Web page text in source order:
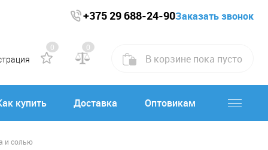
+375 29 688-24-90Заказать звонок
0 0
В корзине пока пусто
купить Доставка Оптовикам
и солью